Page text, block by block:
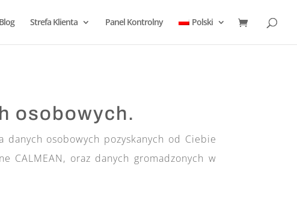
Blog Strefa Klienta Panel Kontrolny Polski
osobowych.
osobowych pozyskanych od Ciebie
CALMEAN, oraz danych gromadzonych w